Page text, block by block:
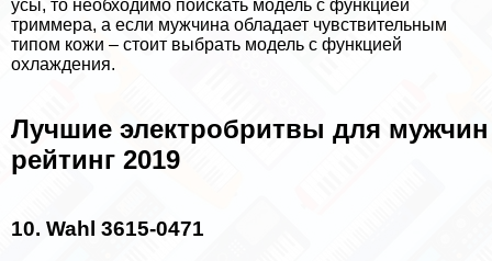
усы, то необходимо поискать модель с функцией
триммера, а если мужчина обладает чувствительным
типом кожи – стоит выбрать модель с функцией
охлаждения.
Лучшие электробритвы для мужчин
рейтинг 2019
10. Wahl 3615-0471